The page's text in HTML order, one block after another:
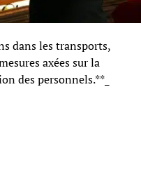
dans les transports,
axées sur la
des personnels.**_